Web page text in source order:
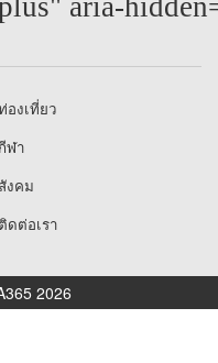
องเที่ยว
กีฬา
สังคม
ติดต่อเรา
2026